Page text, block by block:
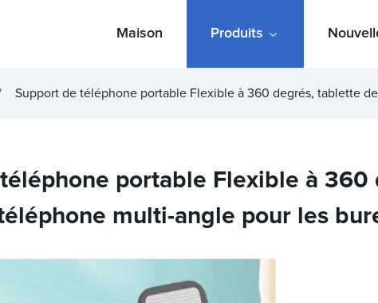
Maison Produits
Support de téléphone portable Flexible à 360 degrés, tablette
portable Flexible à
multi-angle pour les